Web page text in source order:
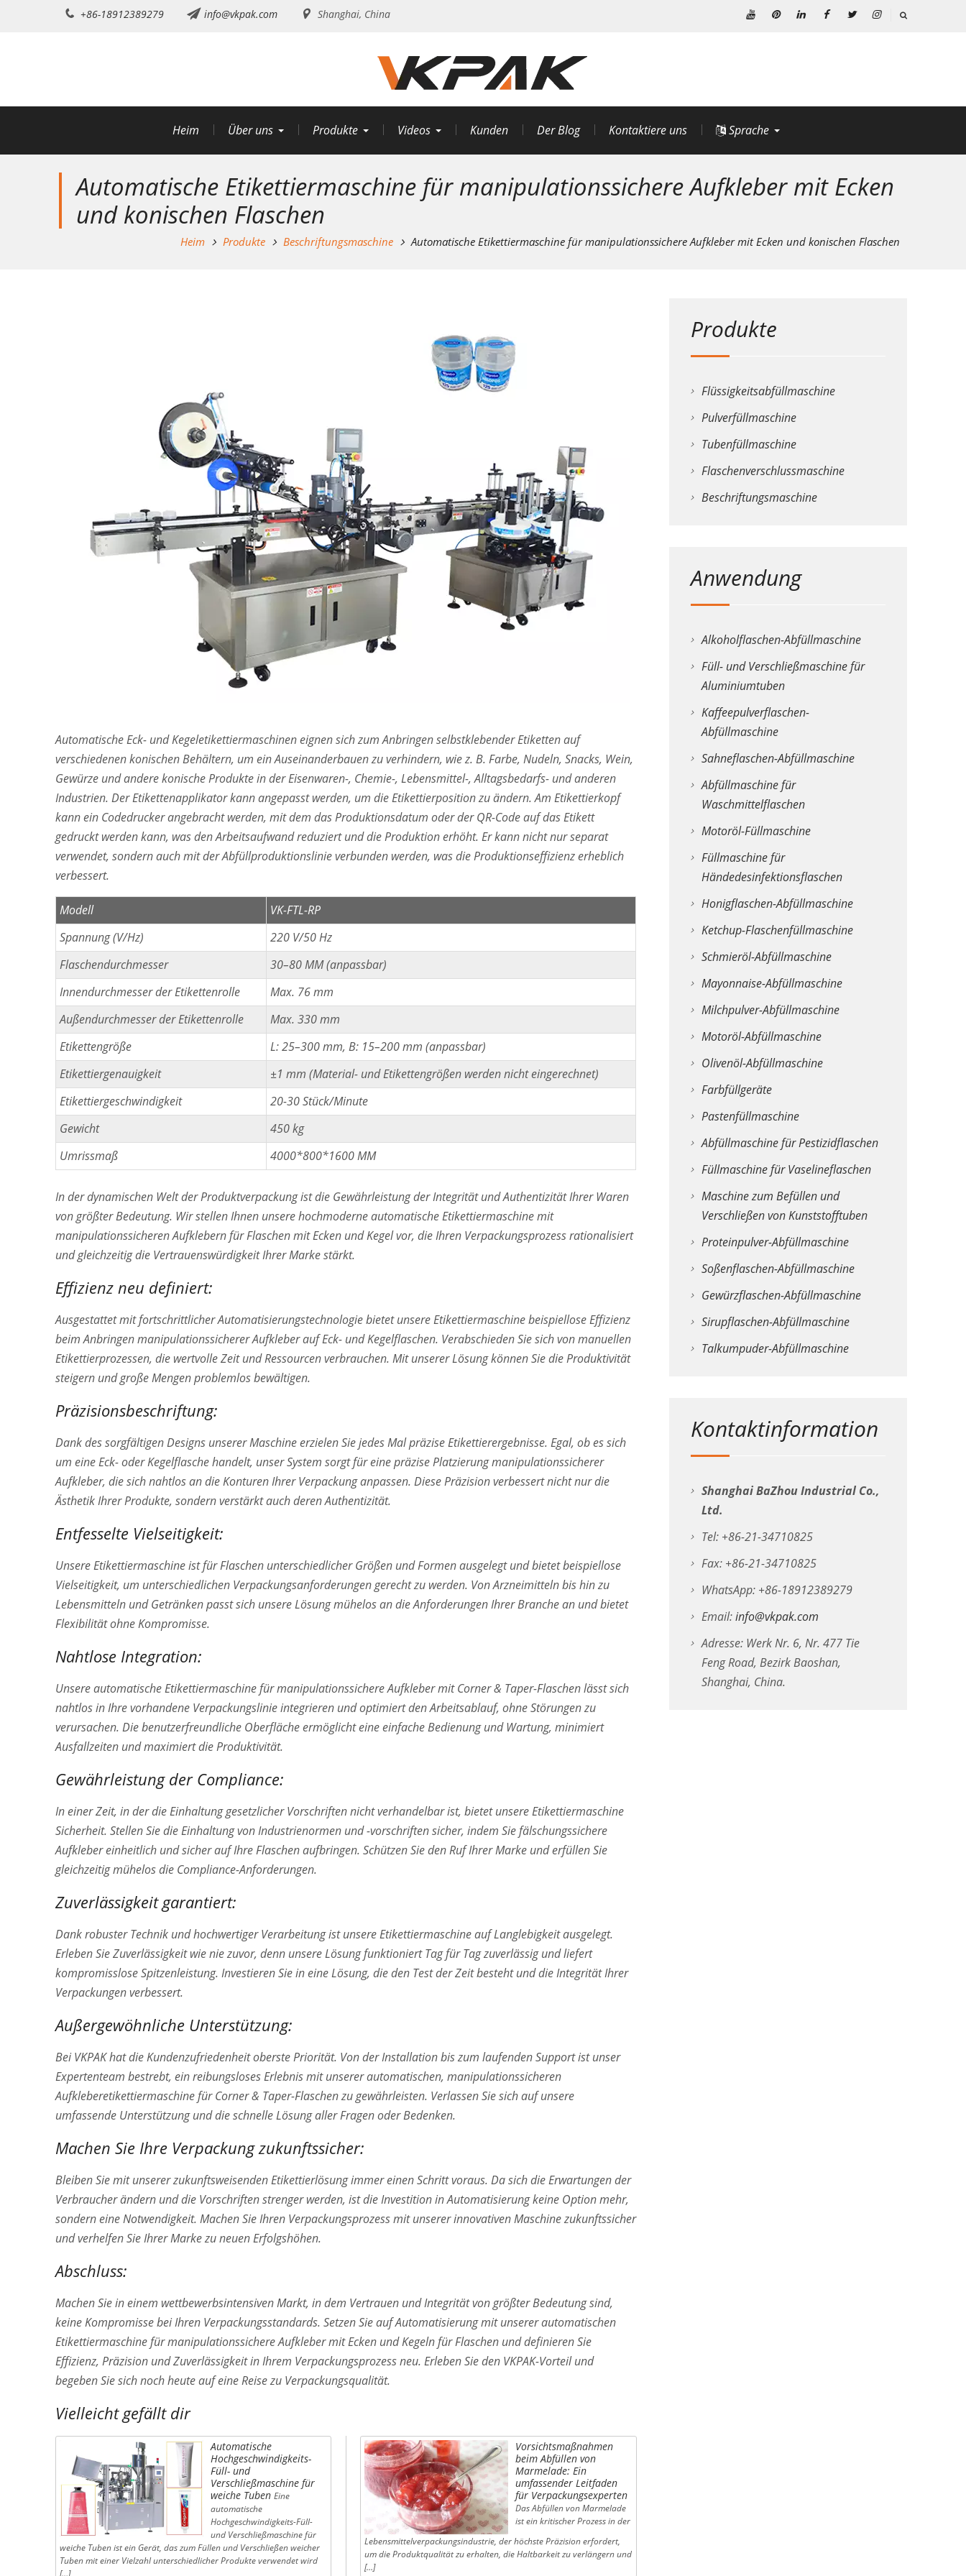
+86-18912389279 info@vkpak.com Shanghai, China
genannten
Plattform
(Facebook
Heim Über uns Produkte Videos Kunden Der Blog Kontaktiere uns Sprache
Automatische Etikettiermaschine für manipulationssichere Aufkleber mit Ecken
und konischen Flaschen
Heim Produkte Beschriftungsmaschine Automatische Etikettiermaschine für manipulationssichere Aufkleber mit Ecken und konischen Flaschen
Automatische Eck- und Kegeletikettiermaschinen eignen sich zum Anbringen selbstklebender Etiketten auf
verschiedenen konischen Behältern, um ein Auseinanderbauen zu verhindern, wie z. B. Farbe, Nudeln, Snacks, Wein,
Gewürze und andere konische Produkte in der Eisenwaren-, Chemie-, Lebensmittel-, Alltagsbedarfs- und anderen
Industrien. Der Etikettenapplikator kann angepasst werden, um die Etikettierposition zu ändern. Am Etikettierkopf
kann ein Codedrucker angebracht werden, mit dem das Produktionsdatum oder der QR-Code auf das Etikett
gedruckt werden kann, was den Arbeitsaufwand reduziert und die Produktion erhöht. Er kann nicht nur separat
verwendet, sondern auch mit der Abfüllproduktionslinie verbunden werden, was die Produktionseffizienz erheblich
verbessert.
Modell
VK-FTL-RP
Spannung (V/Hz)
220 V/50 Hz
Flaschendurchmesser
30–80 MM (anpassbar)
Innendurchmesser der Etikettenrolle
Max. 76 mm
Außendurchmesser der Etikettenrolle
Max. 330 mm
Etikettengröße
L: 25–300 mm, B: 15–200 mm (anpassbar)
Etikettiergenauigkeit
±1 mm (Material- und Etikettengrößen werden nicht eingerechnet)
Etikettiergeschwindigkeit
20-30 Stück/Minute
Gewicht
450 kg
Umrissmaß
4000*800*1600 MM
In der dynamischen Welt der Produktverpackung ist die Gewährleistung der Integrität und Authentizität Ihrer Waren
von größter Bedeutung. Wir stellen Ihnen unsere hochmoderne automatische Etikettiermaschine mit
manipulationssicheren Aufklebern für Flaschen mit Ecken und Kegel vor, die Ihren Verpackungsprozess rationalisiert
und gleichzeitig die Vertrauenswürdigkeit Ihrer Marke stärkt.
Effizienz neu definiert:
Ausgestattet mit fortschrittlicher Automatisierungstechnologie bietet unsere Etikettiermaschine beispiellose Effizienz
beim Anbringen manipulationssicherer Aufkleber auf Eck- und Kegelflaschen. Verabschieden Sie sich von manuellen
Etikettierprozessen, die wertvolle Zeit und Ressourcen verbrauchen. Mit unserer Lösung können Sie die Produktivität
steigern und große Mengen problemlos bewältigen.
Präzisionsbeschriftung:
Dank des sorgfältigen Designs unserer Maschine erzielen Sie jedes Mal präzise Etikettierergebnisse. Egal, ob es sich
um eine Eck- oder Kegelflasche handelt, unser System sorgt für eine präzise Platzierung manipulationssicherer
Aufkleber, die sich nahtlos an die Konturen Ihrer Verpackung anpassen. Diese Präzision verbessert nicht nur die
Ästhetik Ihrer Produkte, sondern verstärkt auch deren Authentizität.
Entfesselte Vielseitigkeit:
Unsere Etikettiermaschine ist für Flaschen unterschiedlicher Größen und Formen ausgelegt und bietet beispiellose
Vielseitigkeit, um unterschiedlichen Verpackungsanforderungen gerecht zu werden. Von Arzneimitteln bis hin zu
Lebensmitteln und Getränken passt sich unsere Lösung mühelos an die Anforderungen Ihrer Branche an und bietet
Flexibilität ohne Kompromisse.
Nahtlose Integration:
Unsere automatische Etikettiermaschine für manipulationssichere Aufkleber mit Corner & Taper-Flaschen lässt sich
nahtlos in Ihre vorhandene Verpackungslinie integrieren und optimiert den Arbeitsablauf, ohne Störungen zu
verursachen. Die benutzerfreundliche Oberfläche ermöglicht eine einfache Bedienung und Wartung, minimiert
Ausfallzeiten und maximiert die Produktivität.
Gewährleistung der Compliance:
In einer Zeit, in der die Einhaltung gesetzlicher Vorschriften nicht verhandelbar ist, bietet unsere Etikettiermaschine
Sicherheit. Stellen Sie die Einhaltung von Industrienormen und -vorschriften sicher, indem Sie fälschungssichere
Aufkleber einheitlich und sicher auf Ihre Flaschen aufbringen. Schützen Sie den Ruf Ihrer Marke und erfüllen Sie
gleichzeitig mühelos die Compliance-Anforderungen.
Zuverlässigkeit garantiert:
Dank robuster Technik und hochwertiger Verarbeitung ist unsere Etikettiermaschine auf Langlebigkeit ausgelegt.
Erleben Sie Zuverlässigkeit wie nie zuvor, denn unsere Lösung funktioniert Tag für Tag zuverlässig und liefert
kompromisslose Spitzenleistung. Investieren Sie in eine Lösung, die den Test der Zeit besteht und die Integrität Ihrer
Verpackungen verbessert.
Außergewöhnliche Unterstützung:
Bei VKPAK hat die Kundenzufriedenheit oberste Priorität. Von der Installation bis zum laufenden Support ist unser
Expertenteam bestrebt, ein reibungsloses Erlebnis mit unserer automatischen, manipulationssicheren
Aufkleberetikettiermaschine für Corner & Taper-Flaschen zu gewährleisten. Verlassen Sie sich auf unsere
umfassende Unterstützung und die schnelle Lösung aller Fragen oder Bedenken.
Machen Sie Ihre Verpackung zukunftssicher:
Bleiben Sie mit unserer zukunftsweisenden Etikettierlösung immer einen Schritt voraus. Da sich die Erwartungen der
Verbraucher ändern und die Vorschriften strenger werden, ist die Investition in Automatisierung keine Option mehr,
sondern eine Notwendigkeit. Machen Sie Ihren Verpackungsprozess mit unserer innovativen Maschine zukunftssicher
und verhelfen Sie Ihrer Marke zu neuen Erfolgshöhen.
Abschluss:
Machen Sie in einem wettbewerbsintensiven Markt, in dem Vertrauen und Integrität von größter Bedeutung sind,
keine Kompromisse bei Ihren Verpackungsstandards. Setzen Sie auf Automatisierung mit unserer automatischen
Etikettiermaschine für manipulationssichere Aufkleber mit Ecken und Kegeln für Flaschen und definieren Sie
Effizienz, Präzision und Zuverlässigkeit in Ihrem Verpackungsprozess neu. Erleben Sie den VKPAK-Vorteil und
begeben Sie sich noch heute auf eine Reise zu Verpackungsqualität.
Vielleicht gefällt dir
Automatische
Hochgeschwindigkeits-
Füll- und
Verschließmaschine für
weiche Tuben Eine
automatische
Hochgeschwindigkeits-Füll-
und Verschließmaschine für
weiche Tuben ist ein Gerät, das zum Füllen und Verschließen weicher
Tuben mit einer Vielzahl unterschiedlicher Produkte verwendet wird
[…]
Vorsichtsmaßnahmen
beim Abfüllen von
Marmelade: Ein
umfassender Leitfaden
für Verpackungsexperten
Das Abfüllen von Marmelade
ist ein kritischer Prozess in der
Lebensmittelverpackungsindustrie, der höchste Präzision erfordert,
um die Produktqualität zu erhalten, die Haltbarkeit zu verlängern und
[…]
Produkte
Flüssigkeitsabfüllmaschine
Pulverfüllmaschine
Tubenfüllmaschine
Flaschenverschlussmaschine
Beschriftungsmaschine
Anwendung
Alkoholflaschen-Abfüllmaschine
Füll- und Verschließmaschine für
Aluminiumtuben
Kaffeepulverflaschen-
Abfüllmaschine
Sahneflaschen-Abfüllmaschine
Abfüllmaschine für
Waschmittelflaschen
Motoröl-Füllmaschine
Füllmaschine für
Händedesinfektionsflaschen
Honigflaschen-Abfüllmaschine
Ketchup-Flaschenfüllmaschine
Schmieröl-Abfüllmaschine
Mayonnaise-Abfüllmaschine
Milchpulver-Abfüllmaschine
Motoröl-Abfüllmaschine
Olivenöl-Abfüllmaschine
Farbfüllgeräte
Pastenfüllmaschine
Abfüllmaschine für Pestizidflaschen
Füllmaschine für Vaselineflaschen
Maschine zum Befüllen und
Verschließen von Kunststofftuben
Proteinpulver-Abfüllmaschine
Soßenflaschen-Abfüllmaschine
Gewürzflaschen-Abfüllmaschine
Sirupflaschen-Abfüllmaschine
Talkumpuder-Abfüllmaschine
Kontaktinformation
Shanghai BaZhou Industrial Co.,
Ltd.
Tel: +86-21-34710825
Fax: +86-21-34710825
WhatsApp: +86-18912389279
Email:info@vkpak.com
Adresse: Werk Nr. 6, Nr. 477 Tie
Feng Road, Bezirk Baoshan,
Shanghai, China.